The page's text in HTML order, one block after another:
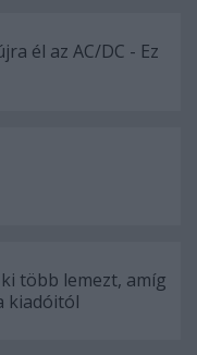
él az AC/DC - Ez
több lemezt, amíg
kiadóitól